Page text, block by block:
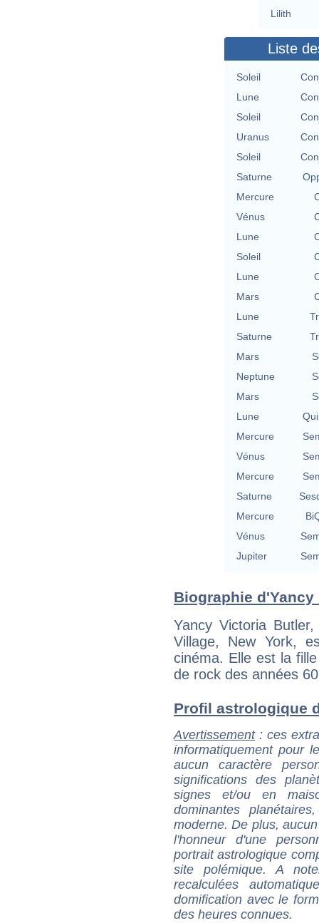
Lilith
Liste
Soleil
Lune
Soleil
Uranus
Soleil
Saturne
Mercure
Vénus
Lune
Soleil
Lune
Mars
Lune
Saturne
Mars
Neptune
Mars
Lune
Mercure
Vénus
Mercure
Saturne
Mercure
Vénus
Jupiter
Biographie
Yancy Victoria
Village, New York,
cinéma. Elle est la
de rock des années
Profil astrologique
Avertissement: ces
informatiquement pour
aucun caractère
significations des
signes et/ou en
dominantes
moderne. De plus,
l'honneur d'une
portrait astrologique
site polémique. A
recalculées
domification avec le
des heures connues.